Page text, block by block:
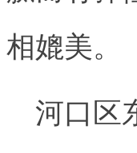
相媲美。
河口区